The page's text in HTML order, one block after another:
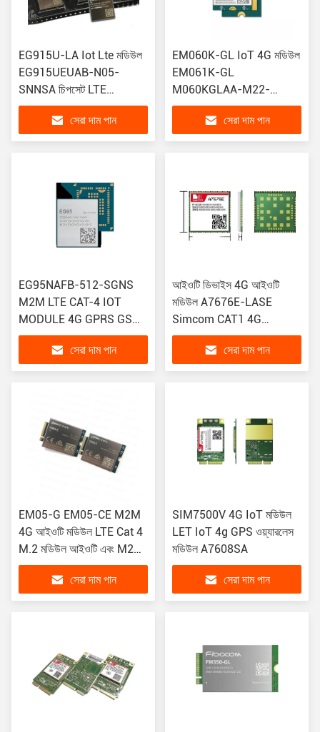
EG915U-LA Iot Lte মডিউল
EG915UEUAB-N05-
SNNSA চিপসেট LTE
Category 1 মডিউল
IoT/M2M এর জন্য
সেরা দাম পান
EM060K-GL IoT 4G মডিউল
EM061K-GL
M060KGLAA-M22-
SGADA
সেরা দাম পান
EG95NAFB-512-SGNS
M2M LTE CAT-4 IOT
MODULE 4G GPRS GSM
GNSS মডিউল EG95-NA
EG95-EX EG91-EX
সেরা দাম পান
আইওটি ডিভাইস 4G আইওটি
মডিউল A7676E-LASE
Simcom CAT1 4G
ওয়্যারলেস মডিউল
সেরা দাম পান
EM05-G EM05-CE M2M
4G আইওটি মডিউল LTE Cat 4
M.2 মডিউল আইওটি এবং M2M
এর জন্য
সেরা দাম পান
SIM7500V 4G IoT মডিউল
LET IoT 4g GPS ওয়্যারলেস
মডিউল A7608SA
সেরা দাম পান